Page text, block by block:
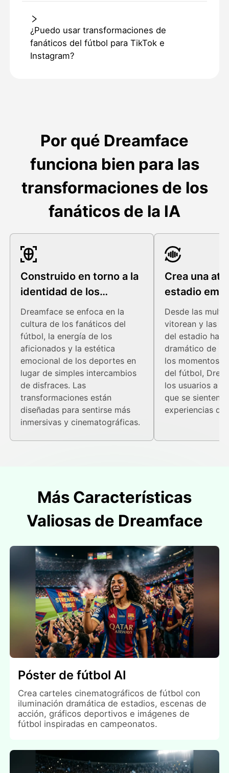
¿Puedo usar transformaciones de
fanáticos del fútbol para TikTok e
Instagram?
Por qué Dreamface
funciona bien para las
transformaciones de los
fanáticos de la IA
Construido en torno a la
identidad de los
fanáticos del fútbol
Dreamface se enfoca en la
cultura de los fanáticos del
fútbol, la energía de los
aficionados y la estética
emocional de los deportes en
lugar de simples intercambios
de disfraces. Las
transformaciones están
diseñadas para sentirse más
inmersivas y cinematográficas.
Crea una
estadio
Desde las
vitorean y las
del estadio
dramático de
los momentos
del fútbol,
los usuarios a
que se sienten
experiencias
Más Características
Valiosas de Dreamface
Póster de fútbol AI
Crea carteles cinematográficos de fútbol con
iluminación dramática de estadios, escenas de
acción, gráficos deportivos e imágenes de
fútbol inspiradas en campeonatos.